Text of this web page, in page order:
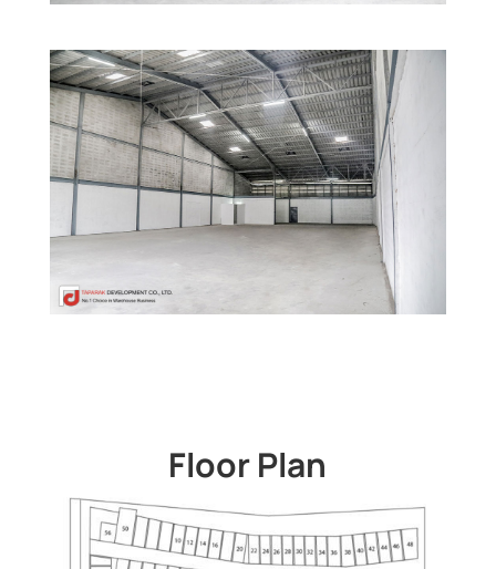
Floor Plan